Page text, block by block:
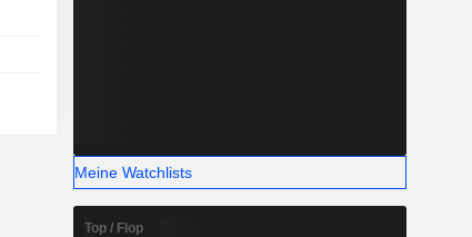
Meine Watchlists
Top / Flop